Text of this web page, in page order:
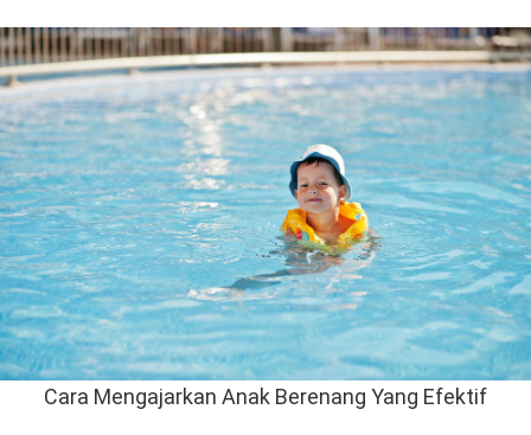
Cara Mengajarkan Anak Berenang Yang Efektif